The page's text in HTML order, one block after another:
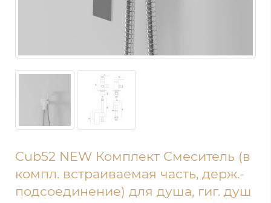
Cub52 NEW Комплект Смеситель (в
компл. встраиваемая часть, держ.-
подсоединение) для душа, гиг. душ